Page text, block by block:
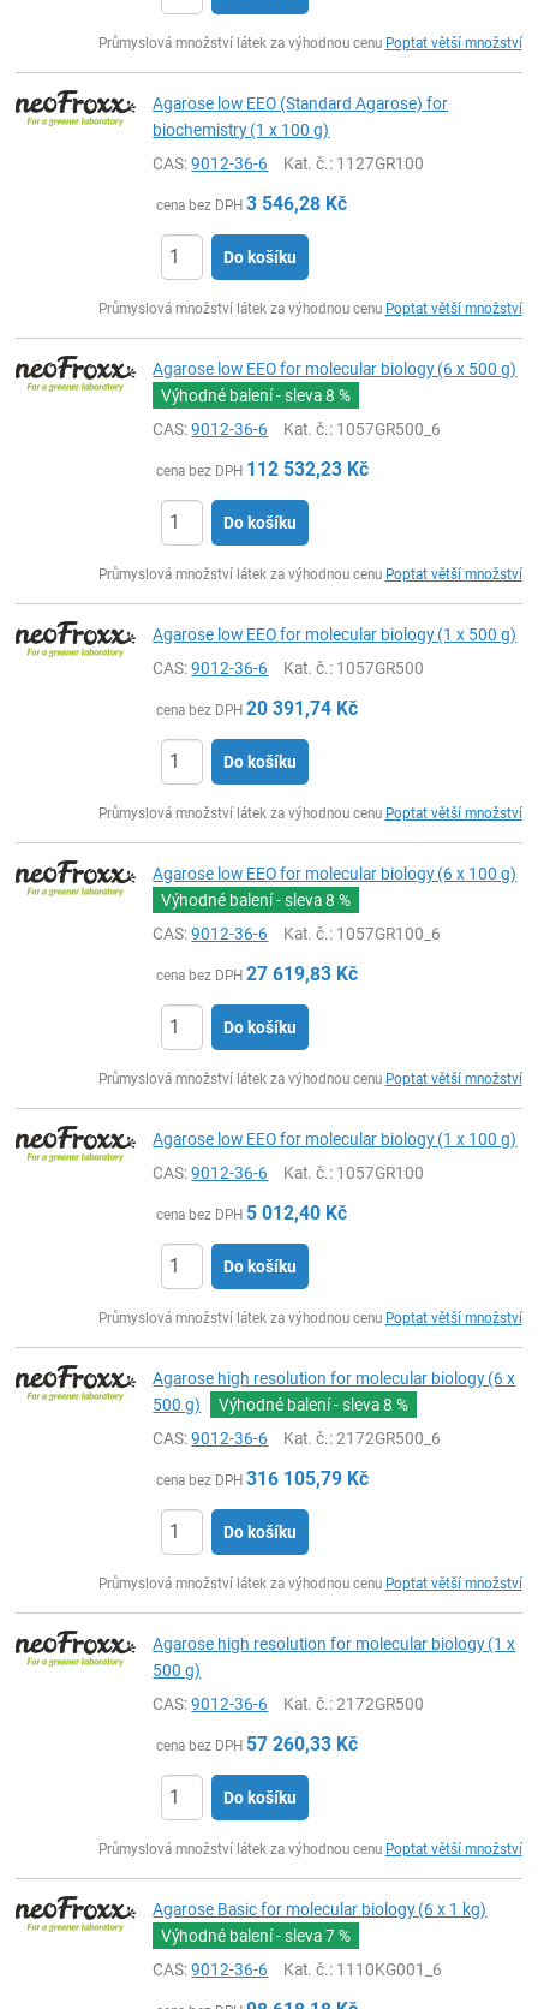
Průmyslová množství látek za výhodnou cenu Poptat větší množství
Agarose low EEO (Standard Agarose) for
biochemistry (1 x 100 g)
CAS:9012-36-6 Kat. č.: 1127GR100
cena bez DPH 3 546,28 Kč
Do košíku
Průmyslová množství látek za výhodnou cenu Poptat větší množství
Agarose low EEO for molecular biology (6 x 500 g)
Výhodné balení - sleva8 %
CAS:9012-36-6 Kat. č.: 1057GR500_6
cena bez DPH 112 532,23 Kč
Do košíku
Průmyslová množství látek za výhodnou cenu Poptat větší množství
Agarose low EEO for molecular biology (1 x 500 g)
CAS:9012-36-6 Kat. č.: 1057GR500
cena bez DPH 20 391,74 Kč
Do košíku
Průmyslová množství látek za výhodnou cenu Poptat větší množství
Agarose low EEO for molecular biology (6 x 100 g)
Výhodné balení - sleva8 %
CAS:9012-36-6 Kat. č.: 1057GR100_6
cena bez DPH 27 619,83 Kč
Do košíku
Průmyslová množství látek za výhodnou cenu Poptat větší množství
Agarose low EEO for molecular biology (1 x 100 g)
CAS:9012-36-6 Kat. č.: 1057GR100
cena bez DPH 5 012,40 Kč
Do košíku
Průmyslová množství látek za výhodnou cenu Poptat větší množství
Agarose high resolution for molecular biology (6 x
500 g)
Výhodné balení - sleva8 %
CAS:9012-36-6 Kat. č.: 2172GR500_6
cena bez DPH 316 105,79 Kč
Do košíku
Průmyslová množství látek za výhodnou cenu Poptat větší množství
Agarose high resolution for molecular biology (1 x
500 g)
CAS:9012-36-6 Kat. č.: 2172GR500
cena bez DPH 57 260,33 Kč
Do košíku
Průmyslová množství látek za výhodnou cenu Poptat větší množství
Agarose Basic for molecular biology (6 x 1 kg)
Výhodné balení - sleva7 %
CAS:9012-36-6 Kat. č.: 1110KG001_6